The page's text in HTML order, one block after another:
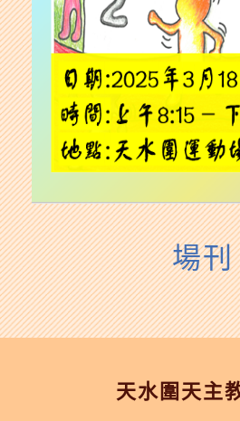
場刊
天水圍天主